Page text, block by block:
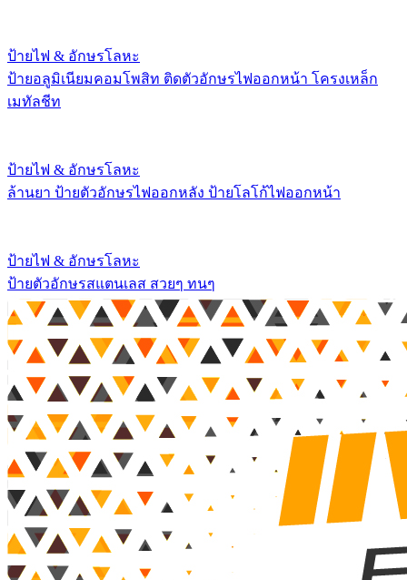
ป้ายไฟ & อักษรโลหะ
ป้ายอลูมิเนียมคอมโพสิท ติดตัวอักษรไฟออกหน้า โครงเหล็ก
เมทัลชีท
ป้ายไฟ & อักษรโลหะ
ล้านยา ป้ายตัวอักษรไฟออกหลัง ป้ายโลโก้ไฟออกหน้า
ป้ายไฟ & อักษรโลหะ
ป้ายตัวอักษรสแตนเลส สวยๆ ทนๆ